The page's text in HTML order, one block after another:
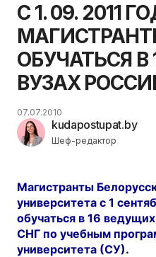
С 1. 09. 2011
ОБУЧАТЬСЯ
ВУЗАХ
kudapostupat.by
Шеф-редактор
07.07.2010
Магистранты
университета с 1
обучаться в 16
СНГ по учебным
университета (СУ).